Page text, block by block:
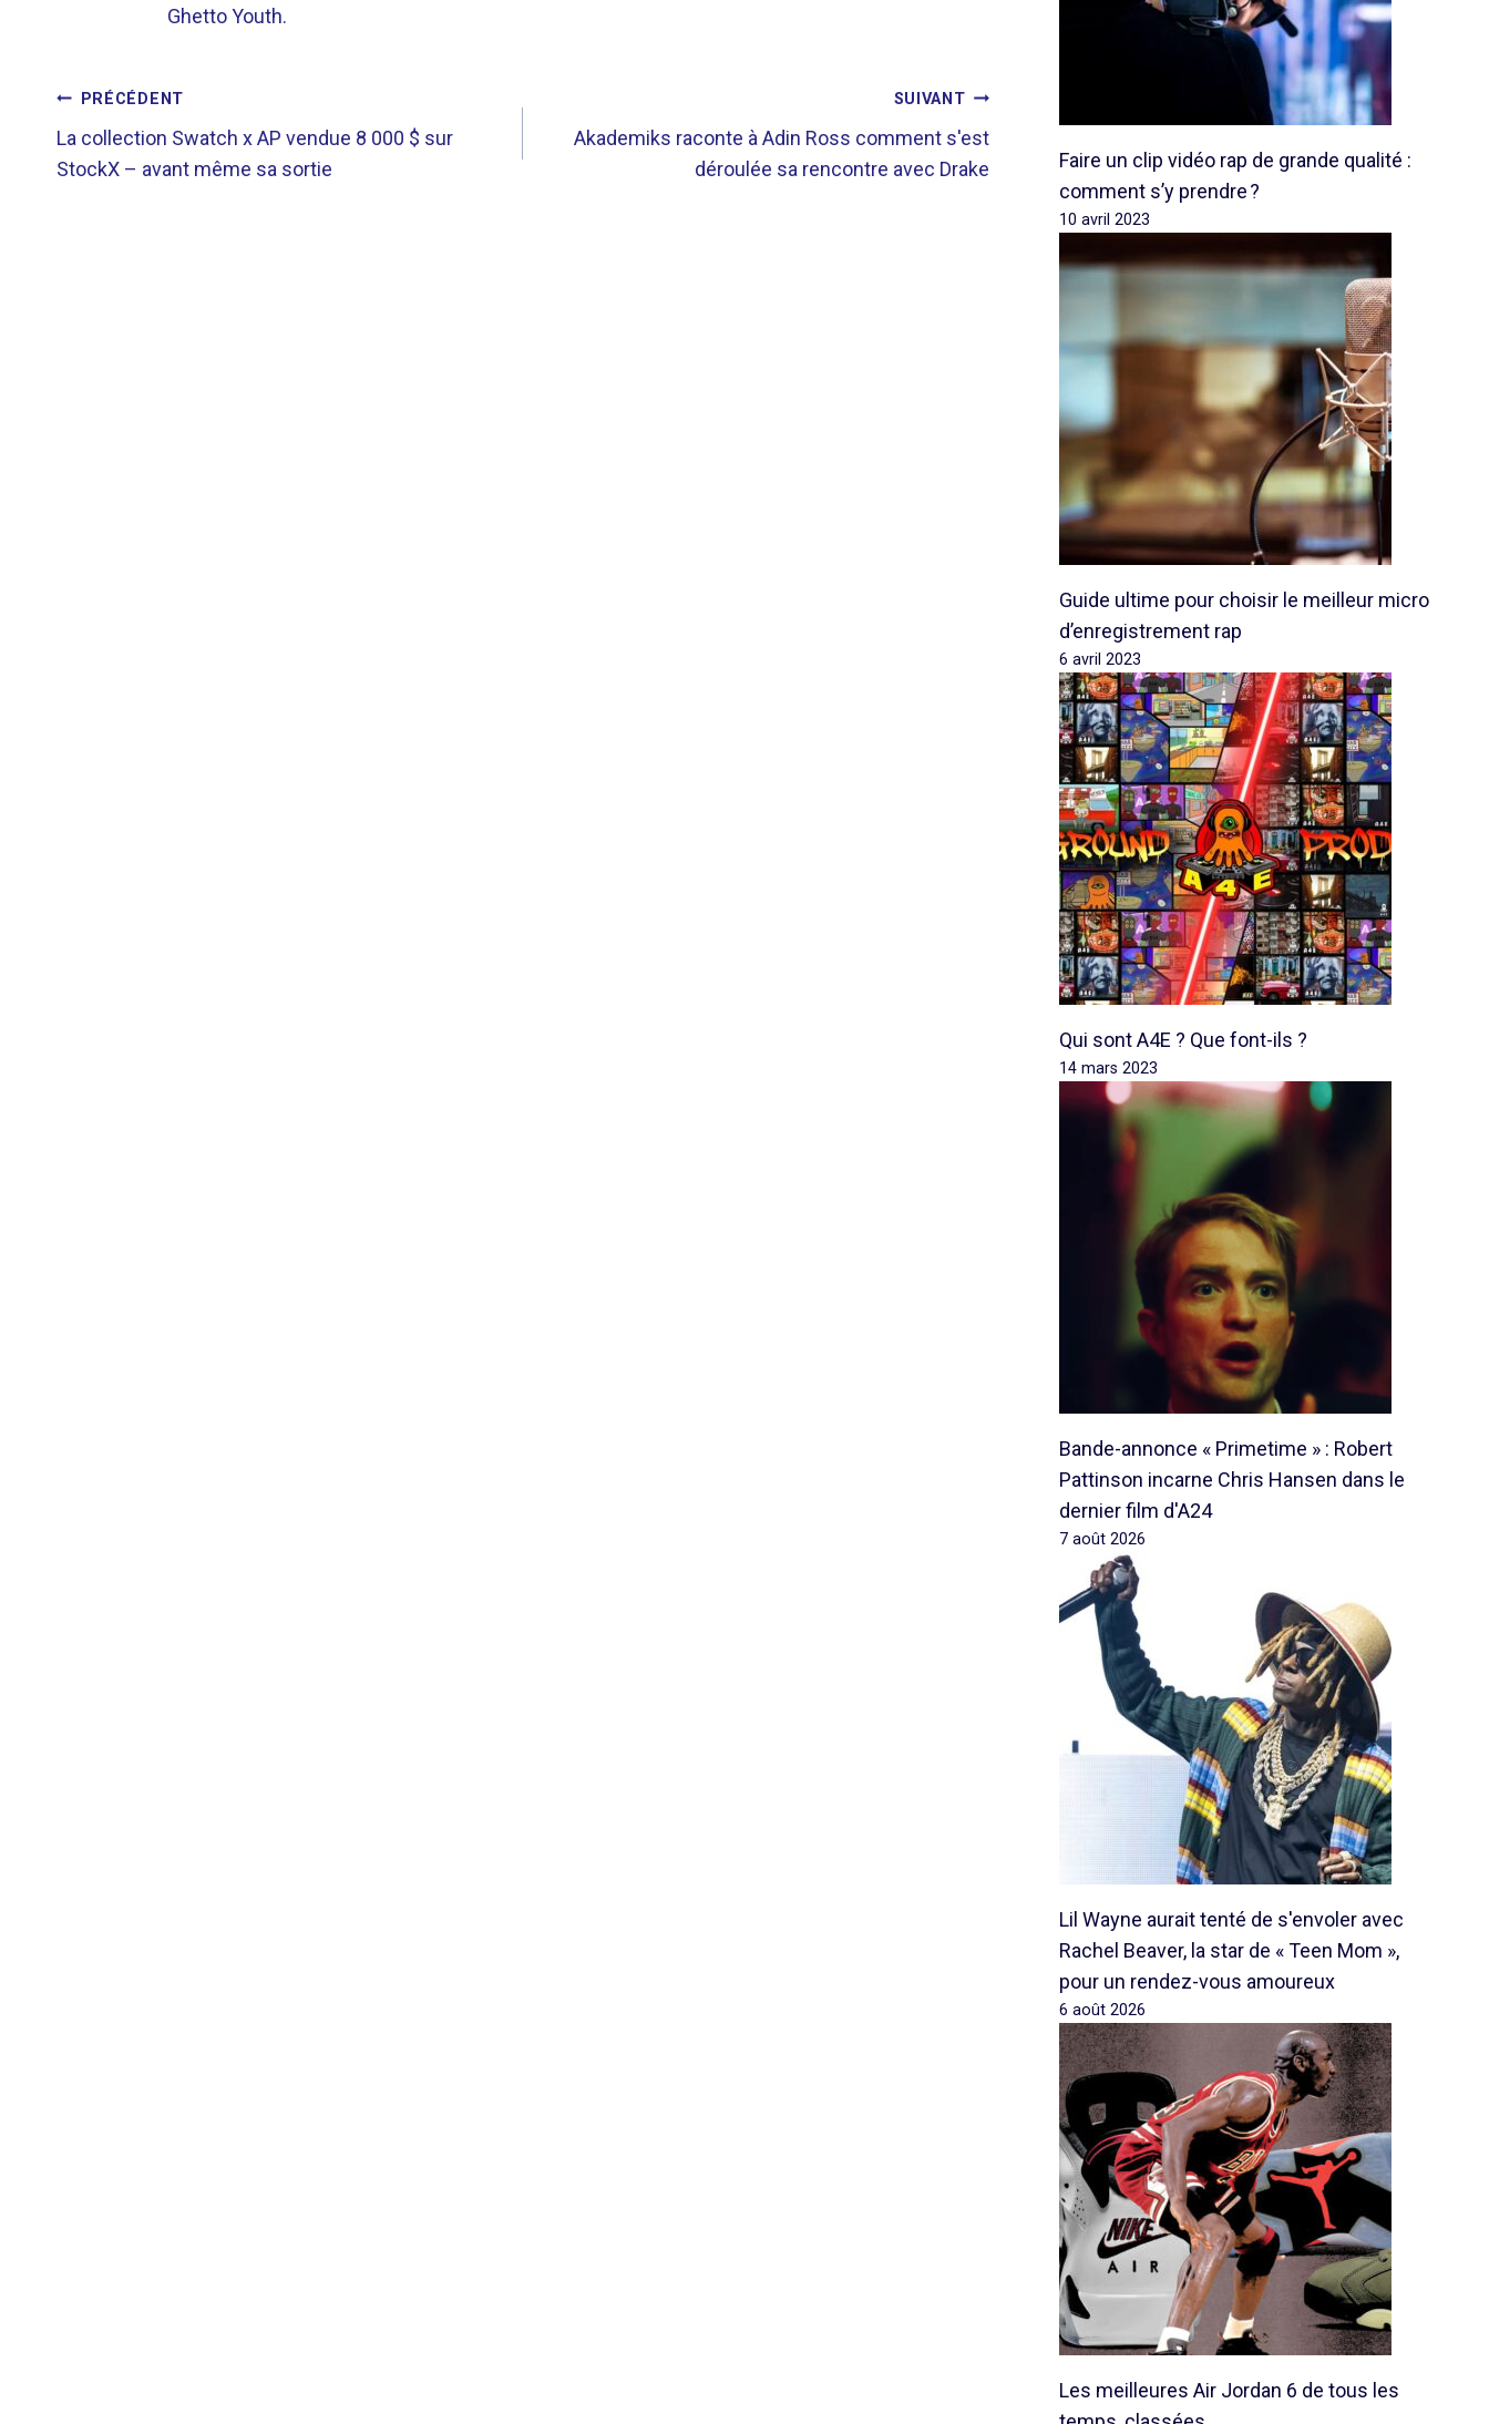
Ghetto Youth.
NAVIGATION
DE
PRÉCÉDENT
La collection Swatch x AP vendue 8 000 $ sur
StockX – avant même sa sortie
SUIVANT
Akademiks raconte à Adin Ross comment s'est
déroulée sa rencontre avec Drake
Faire un clip vidéo rap de grande qualité :
comment s’y prendre ?
10 avril 2023
Guide ultime pour choisir le meilleur micro
d’enregistrement rap
6 avril 2023
Qui sont A4E ? Que font-ils ?
14 mars 2023
Bande-annonce « Primetime » : Robert
Pattinson incarne Chris Hansen dans le
dernier film d'A24
7 août 2026
Lil Wayne aurait tenté de s'envoler avec
Rachel Beaver, la star de « Teen Mom »,
pour un rendez-vous amoureux
6 août 2026
Les meilleures Air Jordan 6 de tous les